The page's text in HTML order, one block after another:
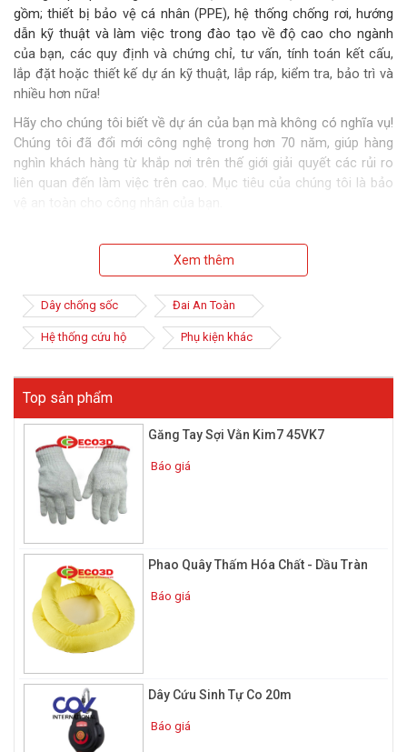
gồm; thiết bị bảo vệ cá nhân (PPE), hệ thống chống rơi, hướng
dẫn kỹ thuật và làm việc trong đào tạo về độ cao cho ngành
của bạn, các quy định và chứng chỉ, tư vấn, tính toán kết cấu,
lắp đặt hoặc thiết kế dự án kỹ thuật, lắp ráp, kiểm tra, bảo trì và
nhiều hơn nữa!
Hãy cho chúng tôi biết về dự án của bạn mà không có nghĩa vụ!
Chúng tôi đã đổi mới công nghệ trong hơn 70 năm, giúp hàng
nghìn khách hàng từ khắp nơi trên thế giới giải quyết các rủi ro
liên quan đến làm việc trên cao. Mục tiêu của chúng tôi là bảo
Xem thêm
Dây chống sốc Đai An Toàn
Hệ thống cứu hộ Phụ kiện khác
Top sản phẩm
Găng Tay Sợi Vằn Kim7 45VK7
Báo giá
Phao Quây Thấm Hóa Chất - Dầu Tràn
Báo giá
Dây Cứu Sinh Tự Co 20m
Báo giá